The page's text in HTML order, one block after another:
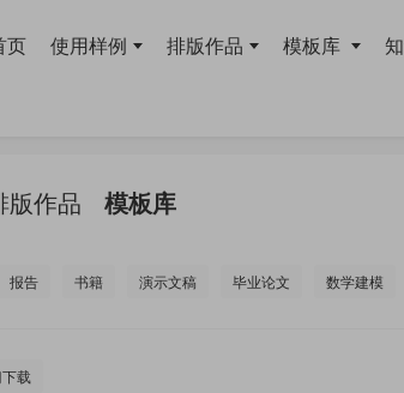
页 使用样例 排版作品 模板库
版作品 模板库
报告 书籍 演示文稿 毕业论文 数学建模
载